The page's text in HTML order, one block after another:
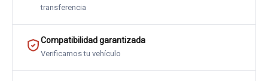
transferencia
Compatibilidad garantizada
Verificamos tu vehículo